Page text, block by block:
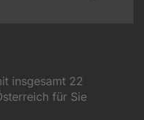
insgesamt 22
für Sie